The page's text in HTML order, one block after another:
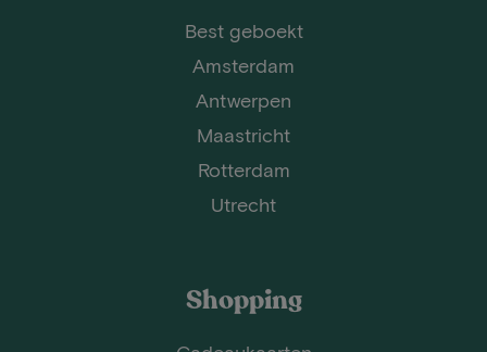
Best geboekt
Amsterdam
Antwerpen
Maastricht
Rotterdam
Utrecht
Shopping